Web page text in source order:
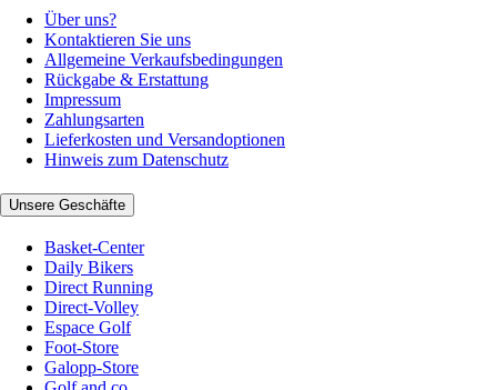
Über uns?
Kontaktieren Sie uns
Allgemeine Verkaufsbedingungen
Rückgabe & Erstattung
Impressum
Zahlungsarten
Lieferkosten und Versandoptionen
Hinweis zum Datenschutz
Unsere Geschäfte
Basket-Center
Daily Bikers
Direct Running
Direct-Volley
Espace Golf
Foot-Store
Galopp-Store